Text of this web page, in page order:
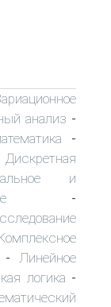
анализ -
-
Дискретная
и
-
- Линейное
логика -